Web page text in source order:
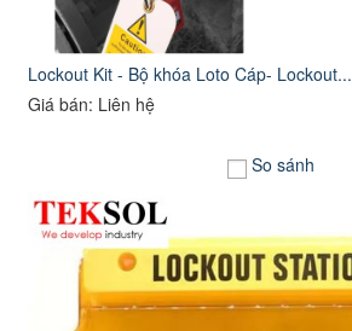
Lockout Kit - Bộ khóa Loto Cáp- Lockout...
Giá bán: Liên hệ
So sánh